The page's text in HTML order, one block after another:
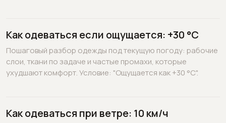
Как одеваться если ощущается: +30 °C
Пошаговый разбор одежды под текущую погоду: рабочие
слои, ткани по задаче и частые промахи, которые
ухудшают комфорт. Условие: "Ощущается как +30 °C".
Как одеваться при ветре: 10 км/ч